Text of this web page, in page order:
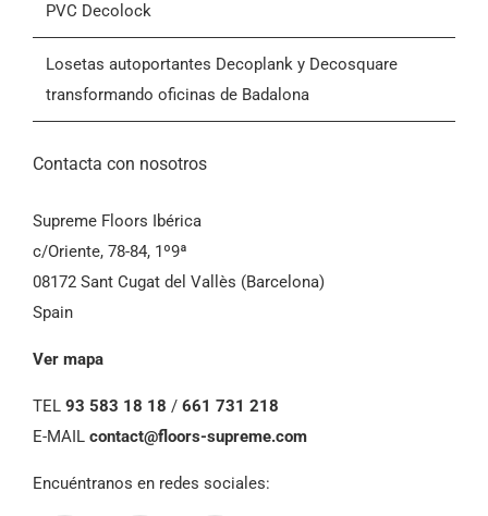
Condiciones Generales de Venta (CGV)
PVC Decolock
Losetas autoportantes Decoplank y Decosquare
transformando oficinas de Badalona
Contacta con nosotros
Supreme Floors Ibérica
c/Oriente, 78-84, 1º9ª
08172 Sant Cugat del Vallès (Barcelona)
Spain
Ver mapa
TEL 93 583 18 18 / 661 731 218
E-MAIL contact@floors-supreme.com
Encuéntranos en redes sociales: